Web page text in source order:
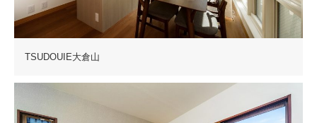
TSUDOUIE大倉山